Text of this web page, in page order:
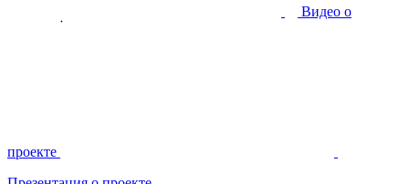
Видео о
проекте